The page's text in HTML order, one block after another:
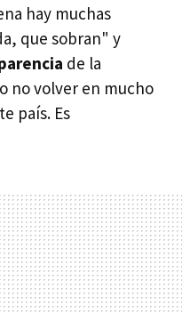
hay muchas
que sobran" y
de la
no volver en mucho
país. Es